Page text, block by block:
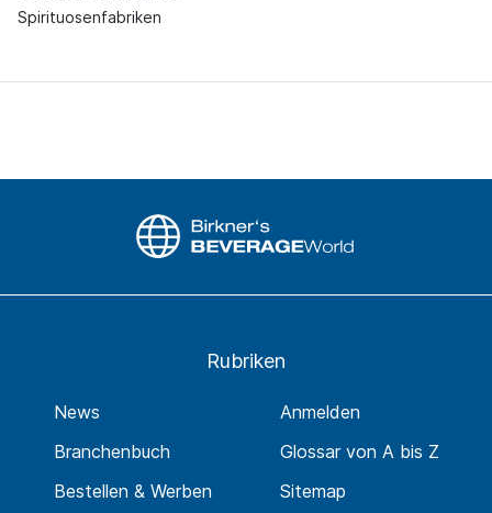
Spirituosenfabriken
Rubriken
News
Branchenbuch
Bestellen & Werben
Anmelden
Glossar von A bis Z
Sitemap